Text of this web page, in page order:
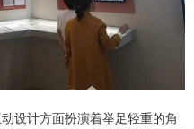
设计方面扮演着举足轻重的角